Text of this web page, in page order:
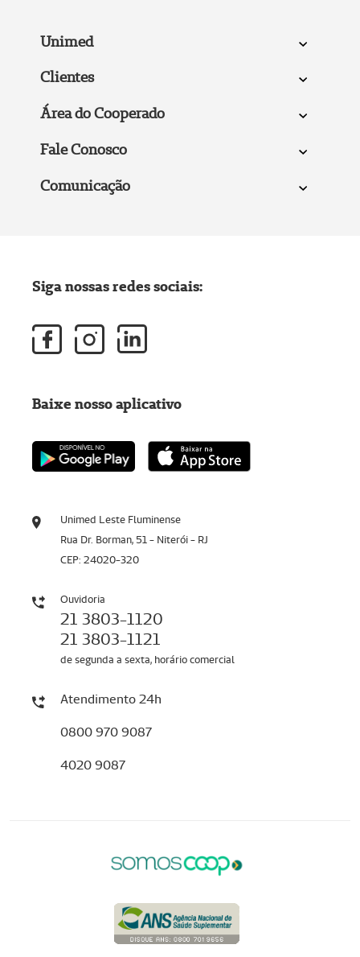
Unimed
Clientes
Área do Cooperado
Fale Conosco
Comunicação
Unimed Leste Fluminense
Rua Dr. Borman, 51 - Niterói - RJ
CEP: 24020-320
Ouvidoria
21 3803-1120
21 3803-1121
de segunda a sexta, horário comercial
Atendimento 24h
0800 970 9087
4020 9087
Siga nossas redes sociais:
Baixe nosso aplicativo